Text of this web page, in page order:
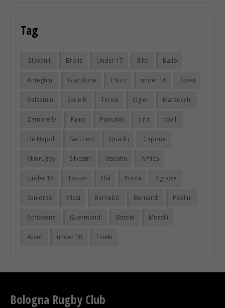
Tag
Giovanili Brolis Under 17 Elite Ballo
Anteghini Giacalone Chico under 16 Soavi
Balsemin Serie B Teresi Ogier Marzocchi
Zambrella Faina Pancaldi cirri covili
De Napoli Sacchetti Quadri Capone
Minirugby Silvestri Visentin Amico
Under 15 Tiozzo Elia Priola Signore
Seniores Vilasi Bernabò Bernardi Paolini
Schiavone Guermandi Bertini Morelli
Abad under 18 Esteki
Bologna Rugby Club